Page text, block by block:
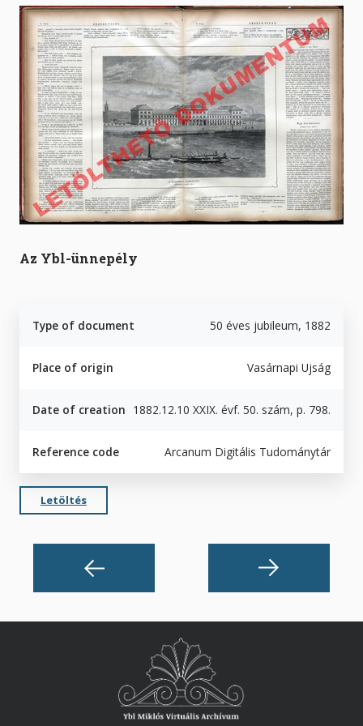
Az Ybl-ünnepély
Type of document 50 éves jubileum, 1882
Place of origin Vasárnapi Ujság
Date of creation 1882.12.10 XXIX. évf. 50. szám, p. 798.
Reference code Arcanum Digitális Tudománytár
Letöltés